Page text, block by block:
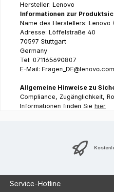
Hersteller: Lenovo
Informationen zur
Name des Herstellers: Lenovo
Adresse: Löffelstraße 40
70597 Stuttgart
Germany
Tel: 071165690807
E-Mail: Fragen_DE@lenovo.com
Allgemeine Hinweise zu
Compliance, Zugänglichkeit,
Informationen finden Sie hier
Service-Hotline